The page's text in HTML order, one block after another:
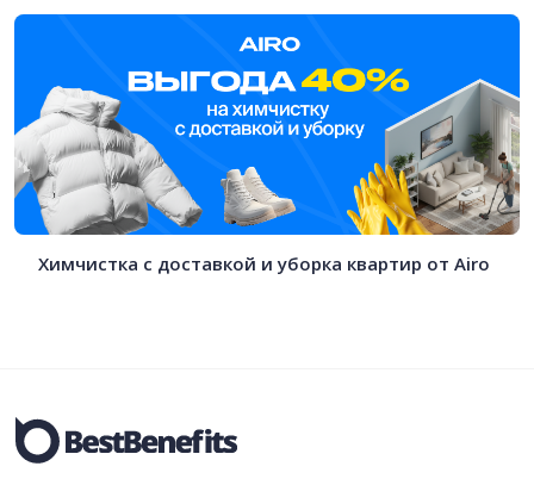
Химчистка с доставкой и уборка квартир от Airo